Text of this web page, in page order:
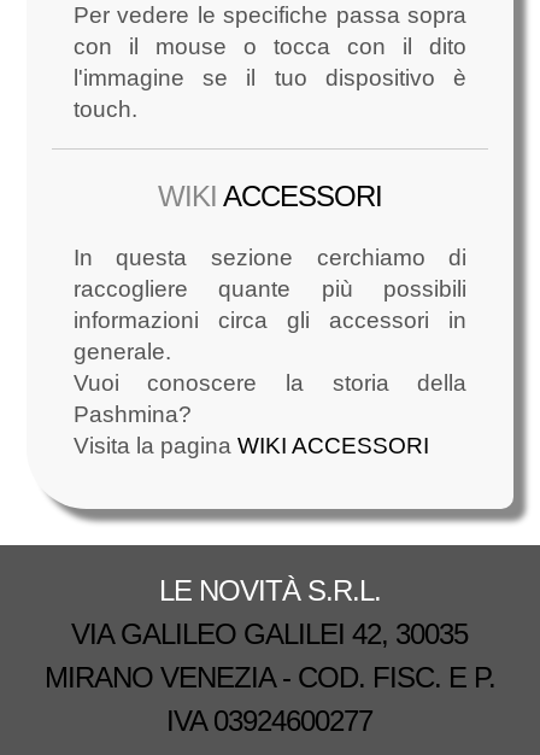
Per vedere le specifiche passa sopra
con il mouse o tocca con il dito
l'immagine se il tuo dispositivo è
touch.
WIKI ACCESSORI
In questa sezione cerchiamo di
raccogliere quante più possibili
informazioni circa gli accessori in
generale.
Vuoi conoscere la storia della
Pashmina?
Visita la pagina WIKI ACCESSORI
LE NOVITÀ S.R.L.
VIA GALILEO GALILEI 42, 30035
MIRANO VENEZIA - COD. FISC. E P.
IVA 03924600277